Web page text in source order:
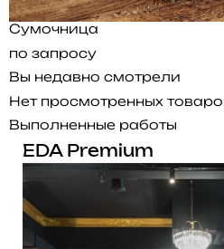
Сумочница
по запросу
Вы недавно смотрели
Нет просмотренных
Выполненные работы
EDA Premium